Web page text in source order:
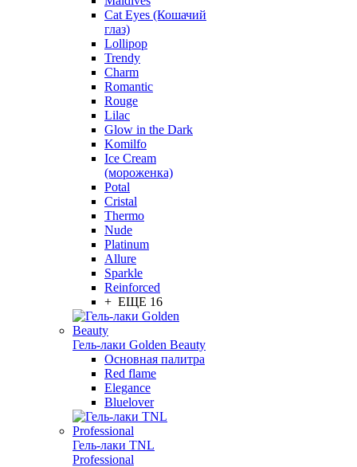
Cat Eyes (Кошачий
глаз)
Lollipop
Trendy
Charm
Romantic
Rouge
Lilac
Glow in the Dark
Komilfo
Ice Cream
(мороженка)
Potal
Cristal
Thermo
Nude
Platinum
Allure
Sparkle
Reinforced
+ ЕЩЕ 16
Гель-лаки Golden Beauty
Основная палитра
Red flame
Elegance
Bluelover
Гель-лаки TNL
Professional